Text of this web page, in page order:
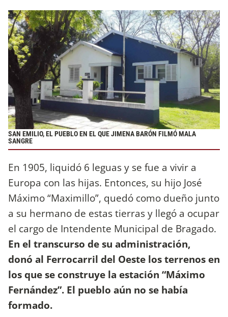
SAN EMILIO, EL PUEBLO EN EL QUE JIMENA BARÓN FILMÓ MALA
SANGRE
En 1905, liquidó 6 leguas y se fue a vivir a
Europa con las hijas. Entonces, su hijo José
Máximo “Maximillo”, quedó como dueño junto
a su hermano de estas tierras y llegó a ocupar
el cargo de Intendente Municipal de Bragado.
En el transcurso de su administración,
donó al Ferrocarril del Oeste los terrenos en
los que se construye la estación “Máximo
Fernández”. El pueblo aún no se había
formado.